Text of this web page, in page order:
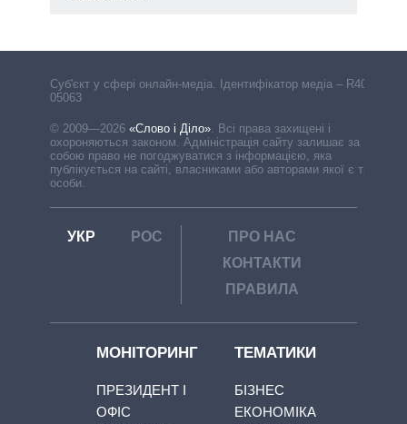
Cуб'єкт у сфері онлайн-медіа. Ідентифікатор медіа – R40-
05063
© 2009—2026 «Слово і Діло»
Всі права захищені і
охороняються законом. Адміністрація сайту залишає за
собою право не погоджуватися з інформацією, яка
публікується на сайті, власниками або авторами якої є треті
особи.
УКР РОС
ПРО НАС
КОНТАКТИ
ПРАВИЛА
МОНІТОРИНГ
ПРЕЗИДЕНТ І
ОФІС
ТЕМАТИКИ
БІЗНЕС
ЕКОНОМІКА